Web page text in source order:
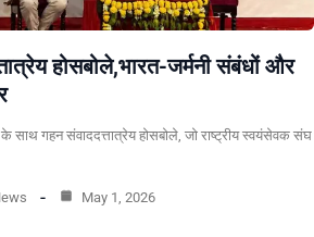
होसबोले,भारत-जर्मनी संबंधों और
के साथ गहन संवाददत्तात्रेय होसबोले, जो राष्ट्रीय स्वयंसेवक संघ
May 1, 2026